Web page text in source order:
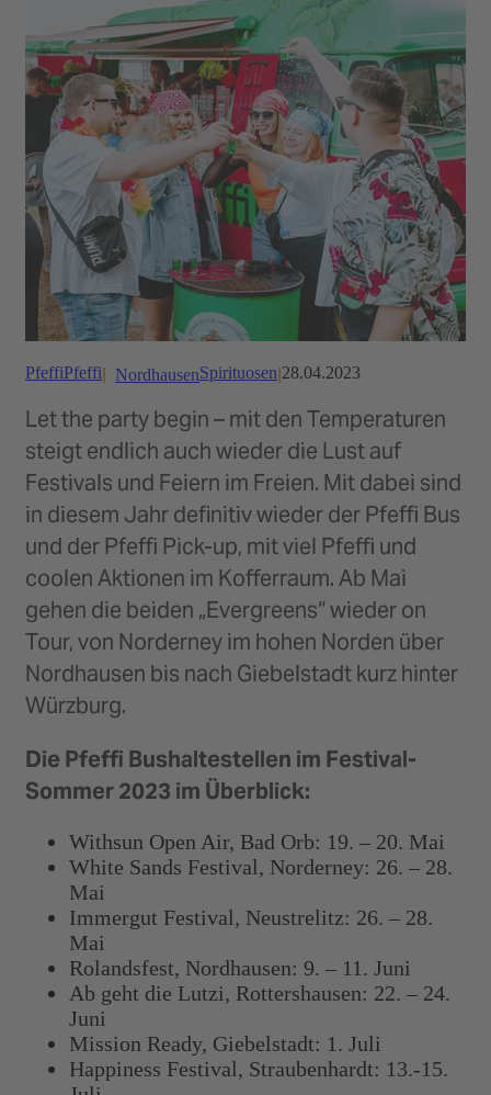
PfeffiPfeffi NordhausenSpirituosen 28.04.2023
Let the party begin – mit den Temperaturen
steigt endlich auch wieder die Lust auf
Festivals und Feiern im Freien. Mit dabei sind
in diesem Jahr definitiv wieder der Pfeffi Bus
und der Pfeffi Pick-up, mit viel Pfeffi und
coolen Aktionen im Kofferraum. Ab Mai
gehen die beiden „Evergreens“ wieder on
Tour, von Norderney im hohen Norden über
Nordhausen bis nach Giebelstadt kurz hinter
Würzburg.
Die Pfeffi Bushaltestellen im Festival-
Sommer 2023 im Überblick:
Withsun Open Air, Bad Orb: 19. – 20. Mai
White Sands Festival, Norderney: 26. – 28.
Mai
Immergut Festival, Neustrelitz: 26. – 28.
Mai
Rolandsfest, Nordhausen: 9. – 11. Juni
Ab geht die Lutzi, Rottershausen: 22. – 24.
Juni
Mission Ready, Giebelstadt: 1. Juli
Happiness Festival, Straubenhardt: 13.-15.